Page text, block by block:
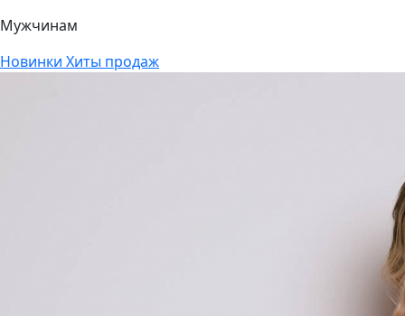
Мужчинам
Новинки Хиты продаж